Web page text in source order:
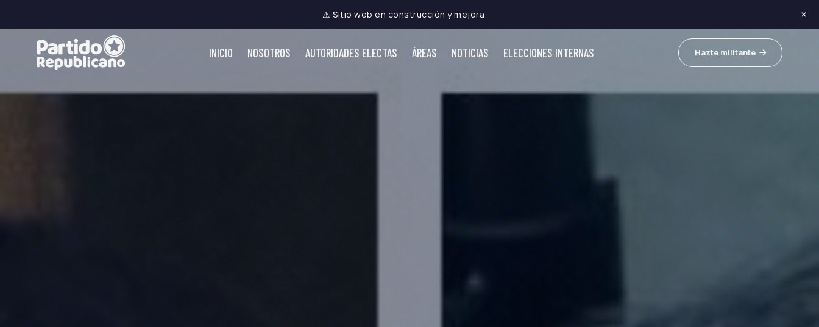
⚠ Sitio web en construcción y mejora ×
INICIO NOSOTROS AUTORIDADES ELECTAS ÁREAS NOTICIAS ELECCIONES INTERNAS Hazte militante